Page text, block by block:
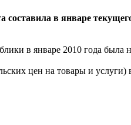
составила в январе
в январе 2010 года
цен на товары и